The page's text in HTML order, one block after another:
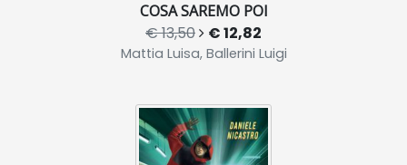
COSA SAREMO POI
€ 13,50 € 12,82
Mattia Luisa, Ballerini Luigi